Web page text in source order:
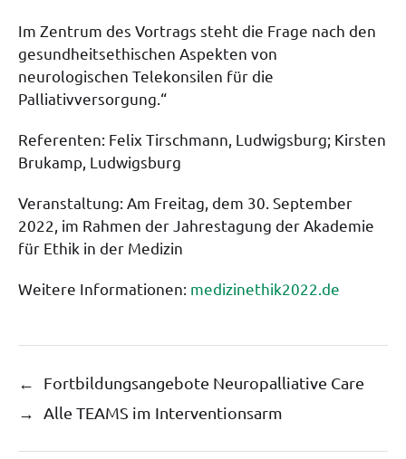
Im Zentrum des Vortrags steht die Frage nach den
gesundheitsethischen Aspekten von
neurologischen Telekonsilen für die
Palliativversorgung.“
Referenten: Felix Tirschmann, Ludwigsburg; Kirsten
Brukamp, Ludwigsburg
Veranstaltung: Am Freitag, dem 30. September
2022, im Rahmen der Jahrestagung der Akademie
für Ethik in der Medizin
Weitere Informationen: medizinethik2022.de
←
Fortbildungsangebote Neuropalliative Care
→
Alle TEAMS im Interventionsarm